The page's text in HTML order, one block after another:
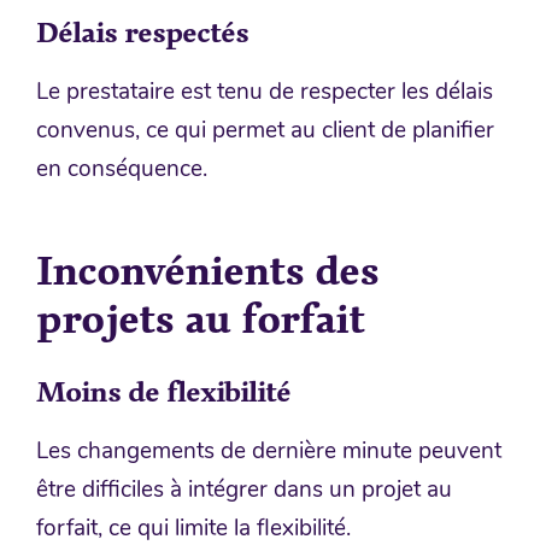
Délais respectés
Le prestataire est tenu de respecter les délais
convenus, ce qui permet au client de planifier
en conséquence.
Inconvénients des
projets au forfait
Moins de flexibilité
Les changements de dernière minute peuvent
être difficiles à intégrer dans un projet au
forfait, ce qui limite la flexibilité.